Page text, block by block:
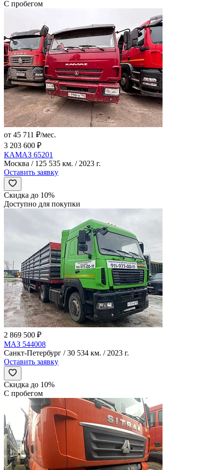
С пробегом
от 45 711 ₽/мес.
3 203 600 ₽
КАМАЗ 65201
Москва / 125 535 км. / 2023 г.
Оставить заявку
Скидка до 10%
Доступно для покупки
2 869 500 ₽
МАЗ 544008
Санкт-Петербург / 30 534 км. / 2023 г.
Оставить заявку
Скидка до 10%
С пробегом